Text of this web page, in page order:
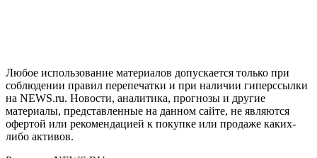
Любое использование материалов допускается только при
соблюдении правил перепечатки и при наличии гиперссылки
на NEWS.ru. Новости, аналитика, прогнозы и другие
материалы, представленные на данном сайте, не являются
офертой или рекомендацией к покупке или продаже каких-
либо активов.